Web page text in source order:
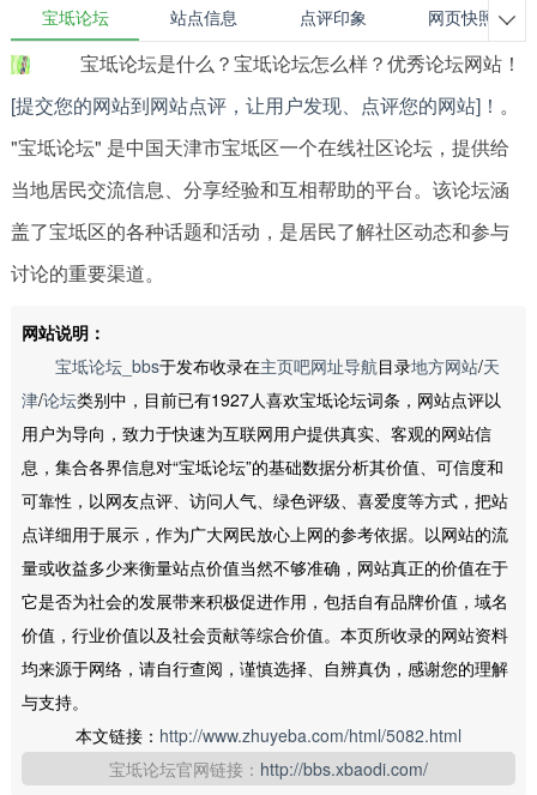
宝坻论坛 站点信息 点评印象 网页快照 
宝坻论坛是什么？宝坻论坛怎么样？优秀论坛网站！
[提交您的网站到网站点评，让用户发现、点评您的网站]！ 。
"宝坻论坛" 是中国天津市宝坻区一个在线社区论坛，提供给
当地居民交流信息、分享经验和互相帮助的平台。该论坛涵
盖了宝坻区的各种话题和活动，是居民了解社区动态和参与
讨论的重要渠道。
网站说明：
宝坻论坛_bbs于发布收录在主页吧网址导航目录地方网站/天
津/论坛类别中，目前已有1927人喜欢宝坻论坛词条，网站点评以
用户为导向，致力于快速为互联网用户提供真实、客观的网站信
息，集合各界信息对“宝坻论坛”的基础数据分析其价值、可信度和
可靠性，以网友点评、访问人气、绿色评级、喜爱度等方式，把站
点详细用于展示，作为广大网民放心上网的参考依据。以网站的流
量或收益多少来衡量站点价值当然不够准确，网站真正的价值在于
它是否为社会的发展带来积极促进作用，包括自有品牌价值，域名
价值，行业价值以及社会贡献等综合价值。本页所收录的网站资料
均来源于网络，请自行查阅，谨慎选择、自辨真伪，感谢您的理解
与支持。
本文链接： http://www.zhuyeba.com/html/5082.html
宝坻论坛官网链接： http://bbs.xbaodi.com/